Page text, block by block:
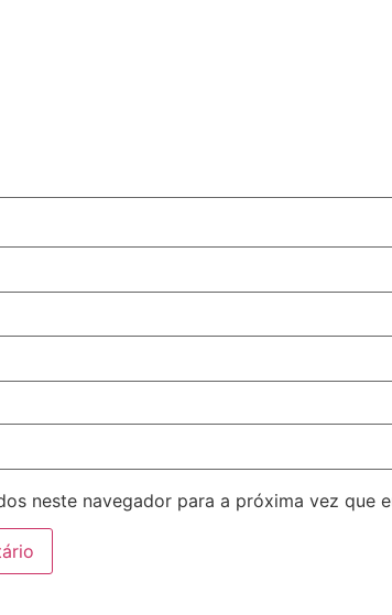
neste navegador para a próxima vez que